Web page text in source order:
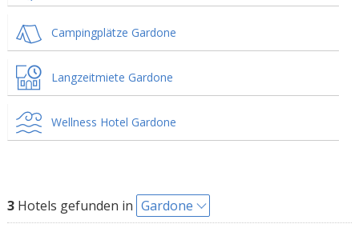
Campingplätze Gardone
Langzeitmiete Gardone
Wellness Hotel Gardone
3Hotels gefunden in Gardone